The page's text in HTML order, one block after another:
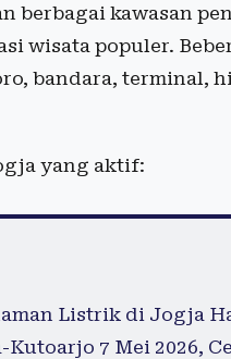
berbagai kawasan
wisata populer.
bandara, terminal,
yang aktif:
Listrik di Jogja
7 Mei 2026,